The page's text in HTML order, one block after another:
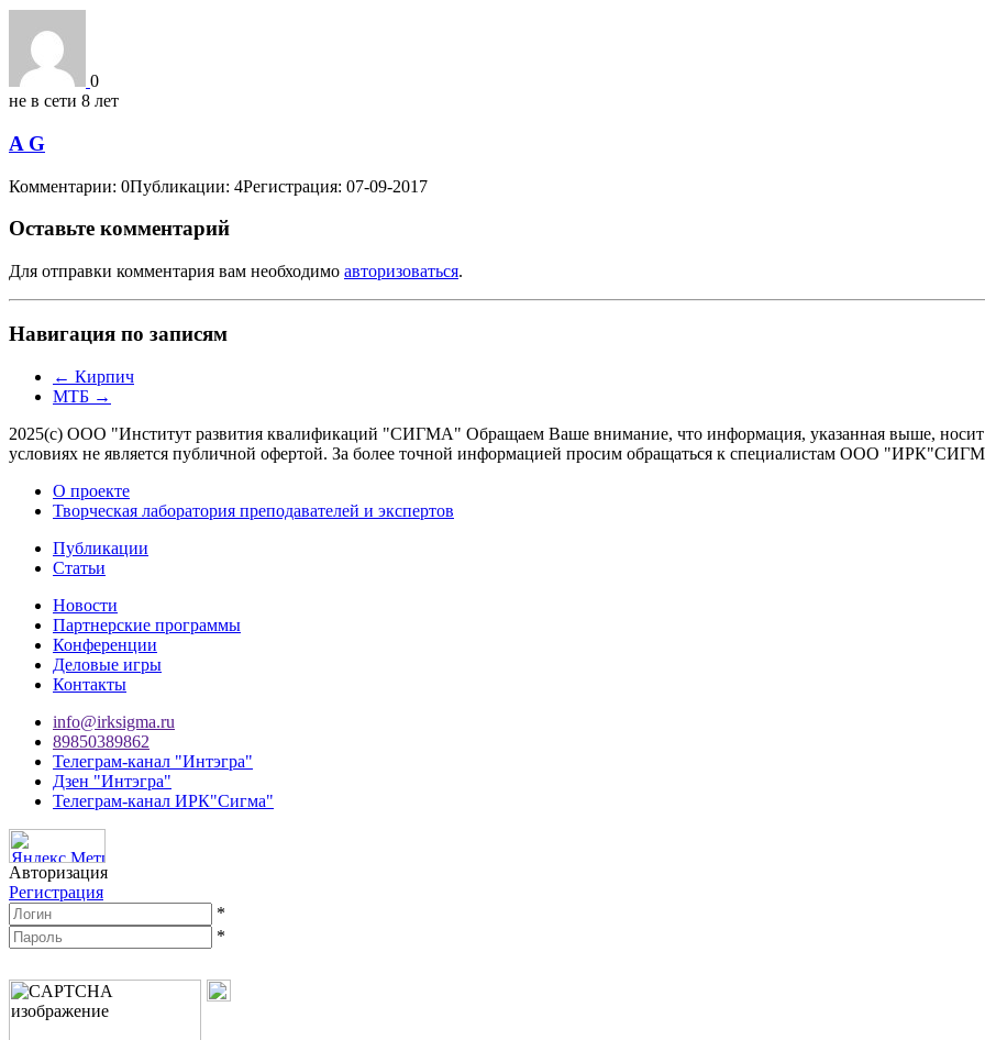
0
не в сети 8 лет
A G
Комментарии: 0Публикации: 4Регистрация: 07-09-2017
Оставьте комментарий
Для отправки комментария вам необходимо авторизоваться.
Навигация по записям
← Кирпич
МТБ →
2025(с) ООО "Институт развития квалификаций "СИГМА" Обращаем Ваше внимание, что информация, указанная выше, носит
условиях не является публичной офертой. За более точной информацией просим обращаться к специалистам ООО
О проекте
Творческая лаборатория преподавателей и экспертов
Публикации
Статьи
Новости
Партнерские программы
Конференции
Деловые игры
Контакты
info@irksigma.ru
89850389862
Телеграм-канал "Интэгра"
Дзен "Интэгра"
Телеграм-канал ИРК"Сигма"
Авторизация
Регистрация
*
*